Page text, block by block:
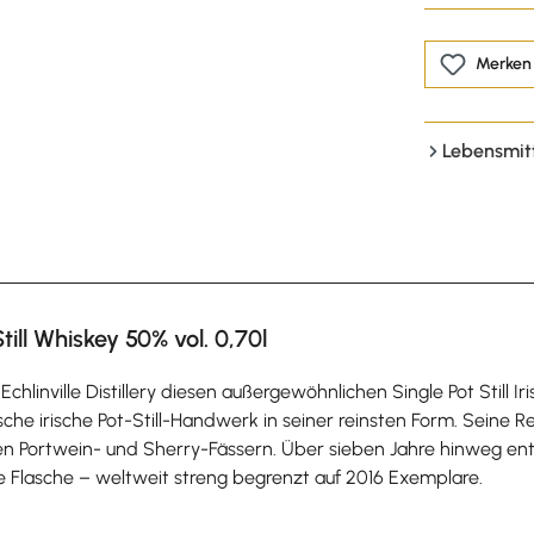
Merken
Whiskey 50% vol. 0,70l
Distillery diesen außergewöhnlichen Single Pot Still
irische Pot-Still-Handwerk in seiner reinsten Form. Seine
Portwein- und Sherry-Fässern. Über sieben Jahre hinweg
– weltweit streng begrenzt auf 2016 Exemplare.